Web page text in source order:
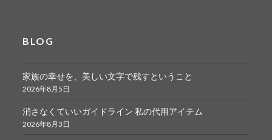
BLOG
家族の幸せを、美しい文字で残すということ
2026年8月5日
消さなくていいガイドライン 私の代用アイテム
2026年8月3日